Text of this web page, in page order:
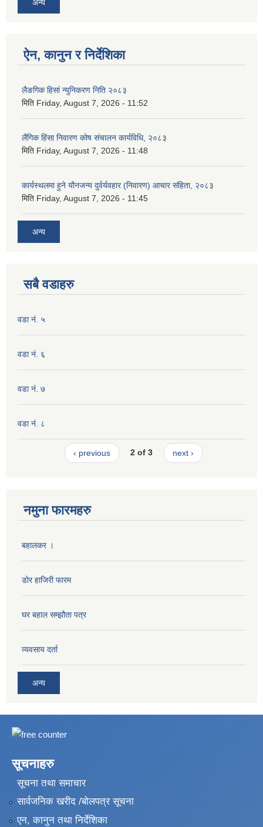
अन्य
ऐन, कानुन र निर्देशिका
लैङगिक हिसां न्युनिकरण निति २०८३
मिति Friday, August 7, 2026 - 11:52
लैंगिक हिंसा निवारण कोष संचालन कार्यविधि, २०८३
मिति Friday, August 7, 2026 - 11:48
कार्यस्थलमा हुने यौनजन्य दुर्वर्यवहार (निवारण) आचार संहिता, २०८३
मिति Friday, August 7, 2026 - 11:45
अन्य
सबै वडाहरु
वडा नं. ५
वडा नं. ६
वडा नं. ७
वडा नं. ८
‹ previous 2 of 3 next ›
नमुना फारमहरु
बहालकर ।
डोर हाजिरी फारम
घर बहाल सम्झौता पत्र
व्यवसाय दर्ता
अन्य
सूचनाहरु
सूचना तथा समाचार
सार्वजनिक खरीद /बोलपत्र सूचना
एन, कानुन तथा निर्देशिका